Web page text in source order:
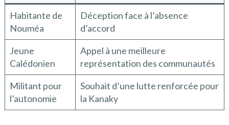
Habitante de
Nouméa
Déception face à l’absence
d’accord
Jeune
Calédonien
Appel à une meilleure
représentation des communautés
Militant pour
l’autonomie
Souhait d’une lutte renforcée pour
la Kanaky